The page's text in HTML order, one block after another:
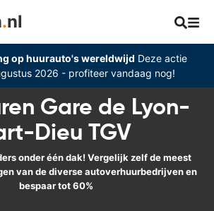
.nl
op huurauto's wereldwijd Deze actie
2026 - profiteer vandaag nog!
Gare de Lyon-
Dieu TGV
onder één dak! Vergelijk zelf de meest
van de diverse autoverhuurbedrijven en
bespaar tot 60%